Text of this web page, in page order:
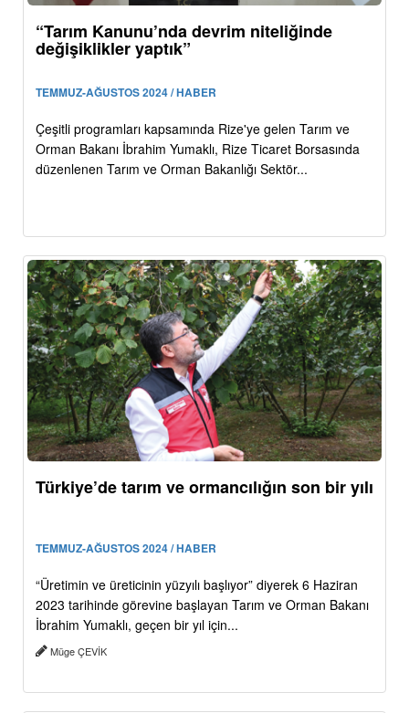
“Tarım Kanunu’nda devrim niteliğinde
değişiklikler yaptık”
TEMMUZ-AĞUSTOS 2024 / HABER
Çeşitli programları kapsamında Rize'ye gelen Tarım ve
Orman Bakanı İbrahim Yumaklı, Rize Ticaret Borsasında
düzenlenen Tarım ve Orman Bakanlığı Sektör...
Türkiye’de tarım ve ormancılığın son bir yılı
TEMMUZ-AĞUSTOS 2024 / HABER
“Üretimin ve üreticinin yüzyılı başlıyor” diyerek 6 Haziran
2023 tarihinde görevine başlayan Tarım ve Orman Bakanı
İbrahim Yumaklı, geçen bir yıl için...
Müge ÇEVİK